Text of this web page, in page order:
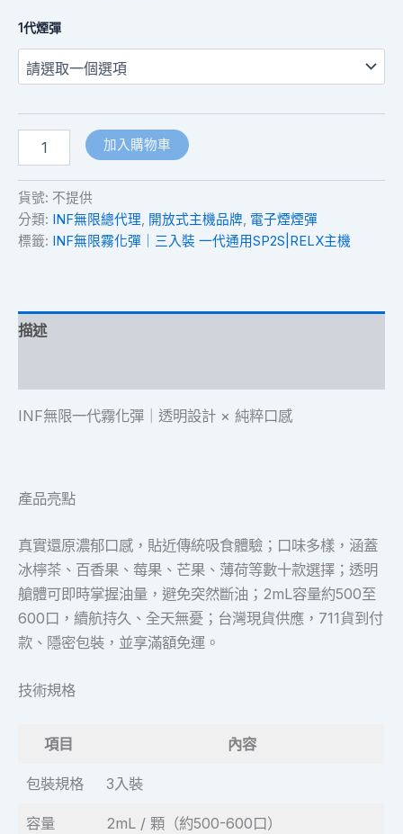
1代煙彈
加入購物車
貨號: 不提供
分類:
INF無限總代理, 開放式主機品牌, 電子煙煙彈
標籤:
INF無限霧化彈｜三入裝 一代通用SP2S|RELX主機
描述
INF無限一代霧化彈｜透明設計 × 純粹口感
產品亮點
真實還原濃郁口感，貼近傳統吸食體驗；口味多樣，涵蓋
冰檸茶、百香果、莓果、芒果、薄荷等數十款選擇；透明
艙體可即時掌握油量，避免突然斷油；2mL容量約500至
600口，續航持久、全天無憂；台灣現貨供應，711貨到付
款、隱密包裝，並享滿額免運。
技術規格
項目 內容
包裝規格 3入裝
容量 2mL / 顆（約500-600口）